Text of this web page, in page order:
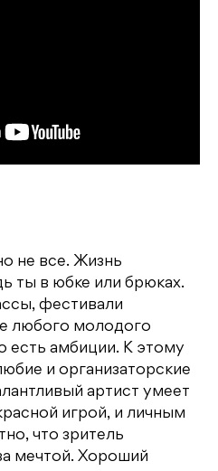
не все. Жизнь
ты в юбке или брюках.
фестивали
любого молодого
есть амбиции. К этому
и организаторские
артист умеет
игрой, и личным
что зритель
мечтой. Хороший